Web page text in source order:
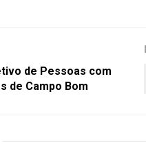
de Pessoas com
de Campo Bom